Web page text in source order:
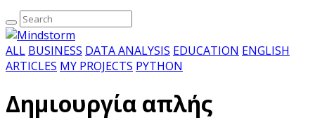
ALL BUSINESS DATA ANALYSIS EDUCATION ENGLISH
ARTICLES MY PROJECTS PYTHON
Δημιουργία απλής